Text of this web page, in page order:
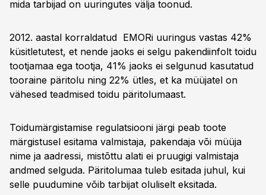
mida tarbijad on uuringutes välja toonud.
2012. aastal korraldatud EMORi uuringus vastas 42%
küsitletutest, et nende jaoks ei selgu pakendiinfolt toidu
tootjamaa ega tootja, 41% jaoks ei selgunud kasutatud
tooraine päritolu ning 22% ütles, et ka müüjatel on
vähesed teadmised toidu päritolumaast.
Toidumärgistamise regulatsiooni järgi peab toote
märgistusel esitama valmistaja, pakendaja või müüja
nime ja aadressi, mistõttu alati ei pruugigi valmistaja
andmed selguda. Päritolumaa tuleb esitada juhul, kui
selle puudumine võib tarbijat oluliselt eksitada.